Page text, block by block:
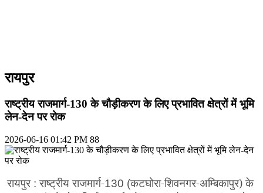
रायपुर
राष्ट्रीय राजमार्ग-130 के चौड़ीकरण के लिए प्रभावित क्षेत्रों में भूमि
लेन-देन पर रोक
2026-06-16 01:42 PM 88
रायपुर :राष्ट्रीय राजमार्ग-130 (कटघोरा-शिवनगर-अम्बिकापुर) के